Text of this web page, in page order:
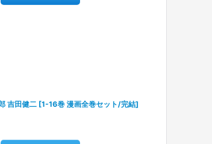
吉田健二 [1-16巻 漫画全巻セット/完結]